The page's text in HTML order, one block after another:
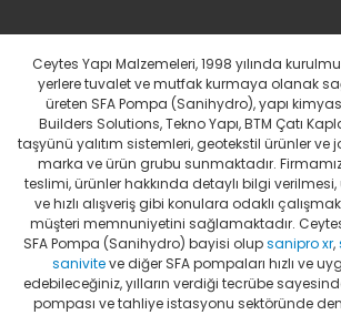
Ceytes Yapı Malzemeleri, 1998 yılında
yerlere tuvalet ve mutfak kurmaya olanak
üreten SFA Pompa (Sanihydro), yapı
Builders Solutions, Tekno Yapı, BTM Çatı
taşyünü yalıtım sistemleri, geotekstil ürünler
marka ve ürün grubu sunmaktadır.
teslimi, ürünler hakkında detaylı bilgi
ve hızlı alışveriş gibi konulara odaklı
müşteri memnuniyetini sağlamaktadır. Ceytes
SFA Pompa (Sanihydro) bayisi olupsanipro xr,
saniviteve diğer SFA pompaları hızlı ve
edebileceğiniz, yılların verdiği tecrübe
pompası ve tahliye istasyonu sektöründe